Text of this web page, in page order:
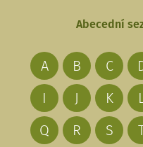
Abecední
A B C
I
J K
Q
R S